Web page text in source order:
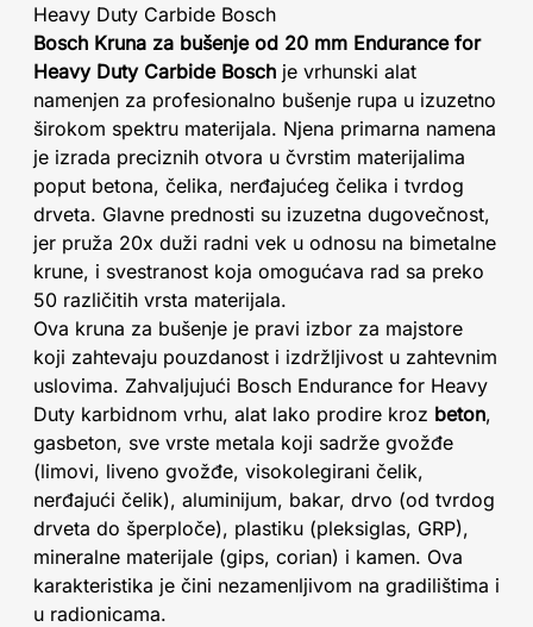
Heavy Duty Carbide Bosch
Bosch Kruna za bušenje od 20 mm Endurance for
Heavy Duty Carbide Bosch je vrhunski alat
namenjen za profesionalno bušenje rupa u izuzetno
širokom spektru materijala. Njena primarna namena
je izrada preciznih otvora u čvrstim materijalima
poput betona, čelika, nerđajućeg čelika i tvrdog
drveta. Glavne prednosti su izuzetna dugovečnost,
jer pruža 20x duži radni vek u odnosu na bimetalne
krune, i svestranost koja omogućava rad sa preko
50 različitih vrsta materijala.
Ova kruna za bušenje je pravi izbor za majstore
koji zahtevaju pouzdanost i izdržljivost u zahtevnim
uslovima. Zahvaljujući Bosch Endurance for Heavy
Duty karbidnom vrhu, alat lako prodire kroz beton,
gasbeton, sve vrste metala koji sadrže gvožđe
(limovi, liveno gvožđe, visokolegirani čelik,
nerđajući čelik), aluminijum, bakar, drvo (od tvrdog
drveta do šperploče), plastiku (pleksiglas, GRP),
mineralne materijale (gips, corian) i kamen. Ova
karakteristika je čini nezamenljivom na gradilištima i
u radionicama.